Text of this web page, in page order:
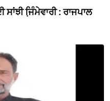
ਜਿ਼ੰਮੇਵਾਰੀ : ਰਾਜਪਾਲ